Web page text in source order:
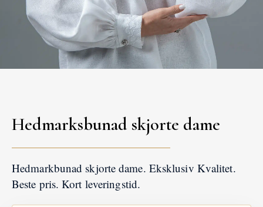
Hedmarksbunad skjorte dame
Hedmarkbunad skjorte dame. Eksklusiv Kvalitet.
Beste pris. Kort leveringstid.